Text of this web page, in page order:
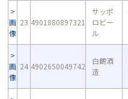
画
像
23 4901880897321
サッポ
ロビー
ル
画
像
24 4902650049742
白鶴酒
造